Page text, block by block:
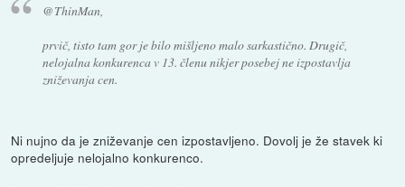
@ThinMan,
prvič, tisto tam gor je bilo mišljeno malo sarkastično. Drugič,
nelojalna konkurenca v 13. členu nikjer posebej ne izpostavlja
zniževanja cen.
Ni nujno da je zniževanje cen izpostavljeno. Dovolj je že stavek ki
opredeljuje nelojalno konkurenco.